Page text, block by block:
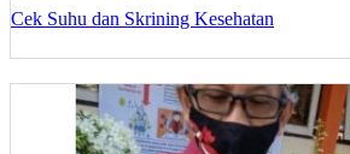
Cek Suhu dan Skrining Kesehatan